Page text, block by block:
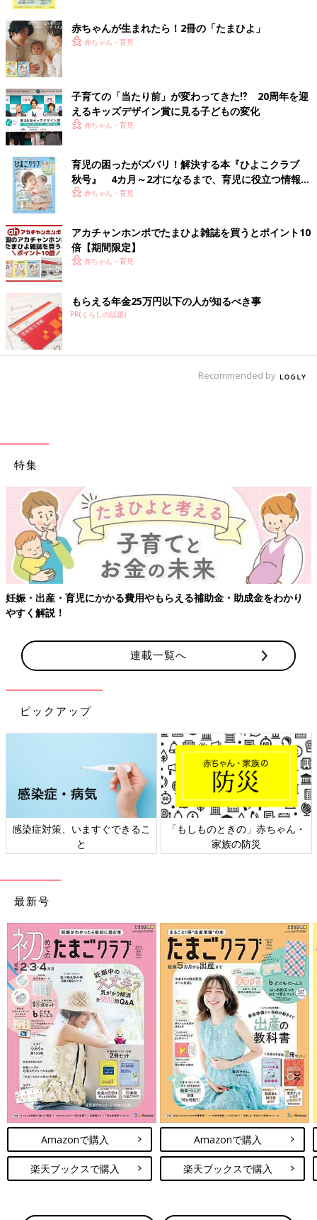
赤ちゃんが生まれたら！2冊の「たまひよ」
赤ちゃん・育児
子育ての「当たり前」が変わってきた⁉ 20周年を迎
えるキッズデザイン賞に見る子どもの変化
赤ちゃん・育児
育児の困ったがズバリ！解決する本『ひよこクラブ
秋号』 4カ月～2才になるまで、育児に役立つ情報が
いっぱい！
赤ちゃん・育児
アカチャンホンポでたまひよ雑誌を買うとポイント10
倍【期間限定】
赤ちゃん・育児
もらえる年金25万円以下の人が知るべき事
PR(くらしの話題)
Recommended by
特集
妊娠・出産・育児にかかる費用やもらえる補助金・助成金をわかり
やすく解説！
連載一覧へ
ピックアップ
感染症対策、いますぐできるこ
と
「もしものときの」赤ちゃん・
家族の防災
最新号
Amazonで購入
楽天ブックスで購入
Amazonで購入
楽天ブックスで購入